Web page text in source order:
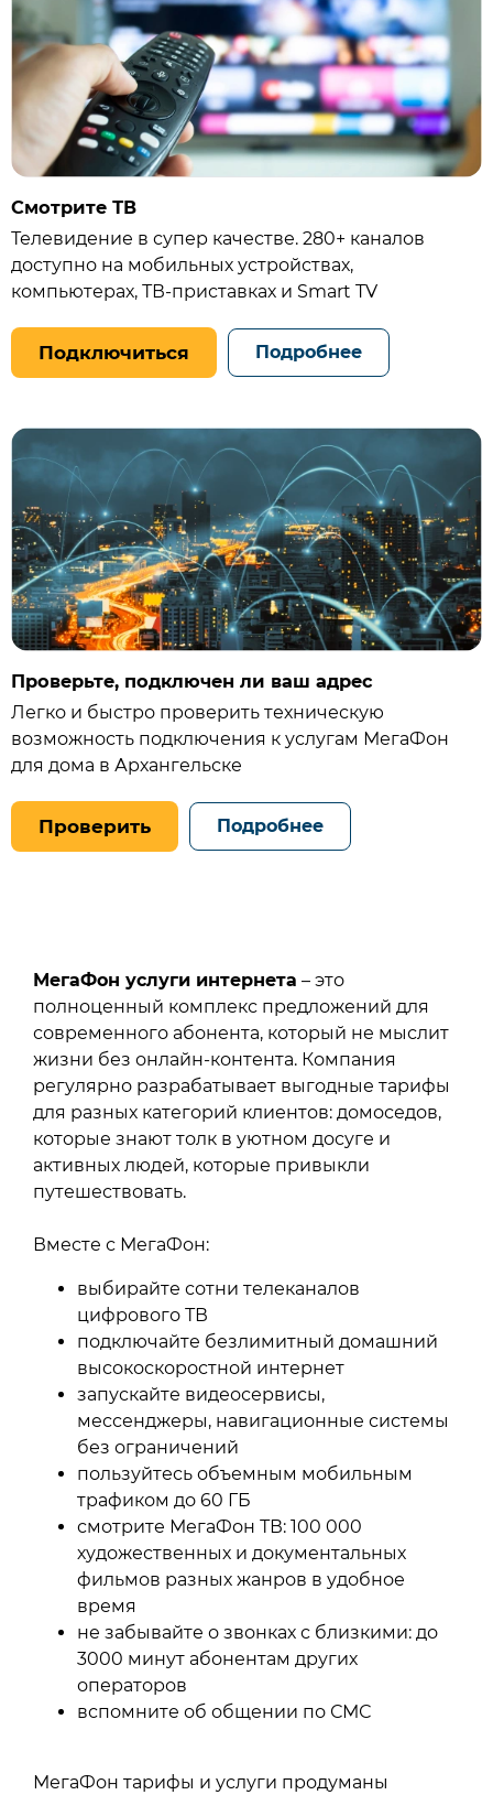
Смотрите ТВ
Телевидение в супер качестве. 280+ каналов
доступно на мобильных устройствах,
компьютерах, ТВ‑приставках и Smart TV
Подключиться Подробнее
Проверьте, подключен ли ваш адрес
Легко и быстро проверить техническую
возможность подключения к услугам МегаФон
для дома в Архангельске
Проверить Подробнее
МегаФон услуги интернета – это
полноценный комплекс предложений для
современного абонента, который не мыслит
жизни без онлайн-контента. Компания
регулярно разрабатывает выгодные тарифы
для разных категорий клиентов: домоседов,
которые знают толк в уютном досуге и
активных людей, которые привыкли
путешествовать.
Вместе с МегаФон:
выбирайте сотни телеканалов
цифрового ТВ
подключайте безлимитный домашний
высокоскоростной интернет
запускайте видеосервисы,
мессенджеры, навигационные системы
без ограничений
пользуйтесь объемным мобильным
трафиком до 60 ГБ
смотрите МегаФон ТВ: 100 000
художественных и документальных
фильмов разных жанров в удобное
время
не забывайте о звонках с близкими: до
3000 минут абонентам других
операторов
вспомните об общении по СМС
МегаФон тарифы и услуги продуманы